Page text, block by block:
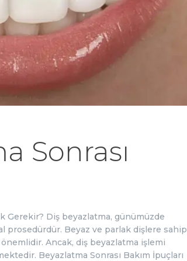
İLETIŞIM
Sonrası
Gerekir? Diş beyazlatma, günümüzde
Beyaz ve parlak dişlere sahip
Ancak, diş beyazlatma işlemi
Beyazlatma Sonrası Bakım İpuçları